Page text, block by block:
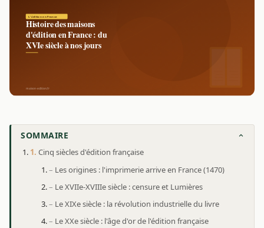
SOMMAIRE
Cinq siècles d'édition française
Les origines : l'imprimerie arrive en France (1470)
Le XVIIe-XVIIIe siècle : censure et Lumières
Le XIXe siècle : la révolution industrielle du livre
Le XXe siècle : l'âge d'or de l'édition française